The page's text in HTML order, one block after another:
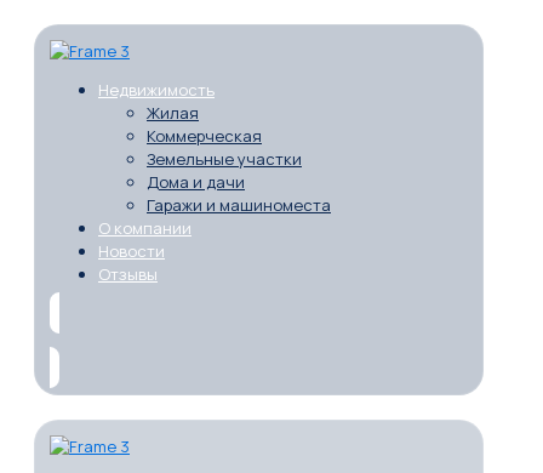
Недвижимость
Жилая
Коммерческая
Земельные участки
Дома и дачи
Гаражи и машиноместа
О компании
Новости
Отзывы